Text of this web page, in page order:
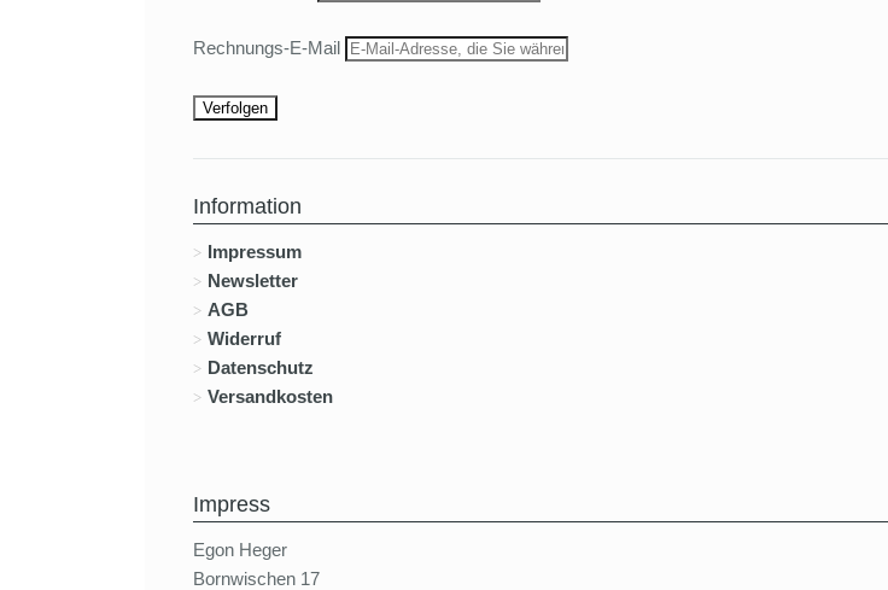
Rechnungs-E-Mail
Information
Impressum
Newsletter
AGB
Widerruf
Datenschutz
Versandkosten
Impress
Egon Heger
Bornwischen 17